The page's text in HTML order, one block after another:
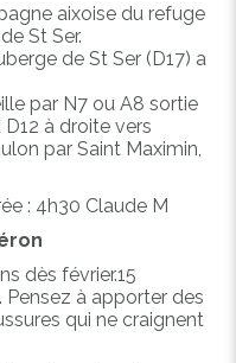
aixoise du refuge
St Ser.
de St Ser (D17) a
par N7 ou A8 sortie
à droite vers
par Saint Maximin,
: 4h30 Claude M
dès février.15
à apporter des
qui ne craignent